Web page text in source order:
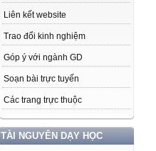
Liên kết website
Trao đổi kinh nghiệm
Góp ý với ngành GD
Soạn bài trực tuyến
Các trang trực thuộc
TÀI NGUYÊN DẠY HỌC